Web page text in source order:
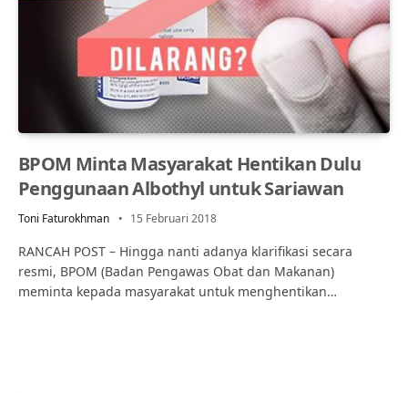
BPOM Minta Masyarakat Hentikan Dulu
Penggunaan Albothyl untuk Sariawan
Toni Faturokhman 15 Februari 2018
RANCAH POST – Hingga nanti adanya klarifikasi secara
resmi, BPOM (Badan Pengawas Obat dan Makanan)
meminta kepada masyarakat untuk menghentikan…